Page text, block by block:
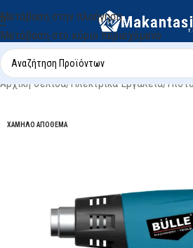
Μετάβαση στην πλοήγηση
Μετάβαση στο κύριο περιεχόμενο
Αρχική σελίδα/Ηλεκτρικά Εργαλεία/
ΧΑΜΗΛΌ ΑΠΌΘΕΜΑ